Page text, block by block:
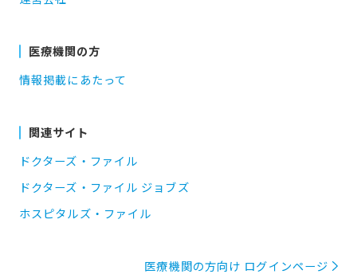
医療機関の方
情報掲載にあたって
関連サイト
ドクターズ・ファイル
ドクターズ・ファイル ジョブズ
ホスピタルズ・ファイル
医療機関の方向け ログインページ